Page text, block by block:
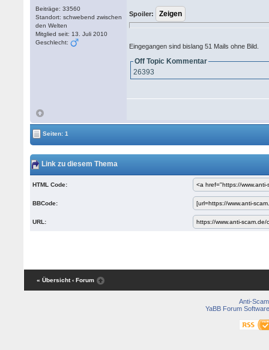
Beiträge: 33560
Standort: schwebend zwischen
den Welten
Mitglied seit: 13. Juli 2010
Geschlecht:
Spoiler:
Eingegangen sind bislang 51 Mails ohne Bild.
Off Topic Kommentar
26393
Seiten: 1
Link zu diesem Thema
HTML Code:
BBCode:
URL:
« Übersicht ‹ Forum
Anti-Scam
YaBB Forum Software